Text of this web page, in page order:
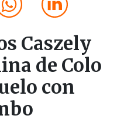
Caszely
de Colo
con